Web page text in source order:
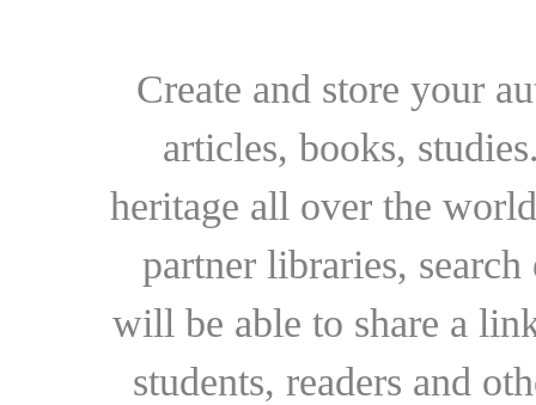
Create and store your
articles, books,
heritage all over the
partner libraries,
will be able to share a
students, readers and